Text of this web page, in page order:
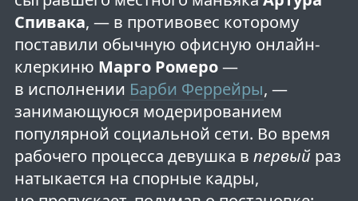
Спивака, — в противовес которому
поставили обычную офисную онлайн-
клеркиню Марго Ромеро—
в исполнении Барби Феррейры, —
занимающуюся модерированием
популярной социальной сети. Во время
рабочего процесса девушка в первый раз
натыкается на спорные кадры,